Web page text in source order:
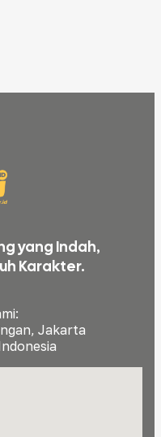
yang Indah,
Karakter.
Jakarta